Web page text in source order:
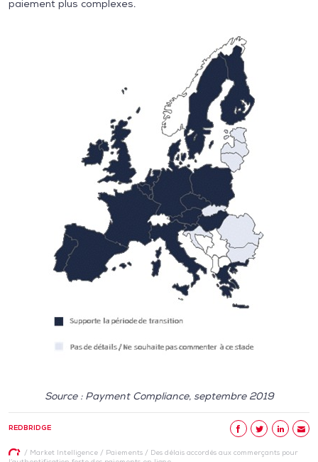
paiement plus complexes.
Source : Payment Compliance, septembre 2019
REDBRIDGE
/ Market Intelligence/ Paiements/ Des délais accordés aux commerçants pour